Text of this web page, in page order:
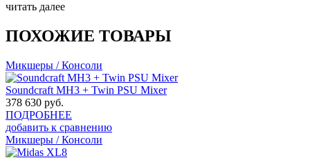
читать далее
ПОХОЖИЕ ТОВАРЫ
Микшеры / Консоли
Soundcraft MH3 + Twin PSU Mixer
378 630 руб.
ПОДРОБНЕЕ
добавить к сравнению
Микшеры / Консоли